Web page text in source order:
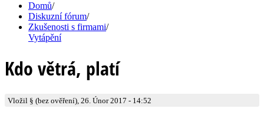
Domů/
Diskuzní fórum/
Zkušenosti s firmami/
Vytápění
Kdo větrá, platí
Vložil § (bez ověření), 26. Únor 2017 - 14:52